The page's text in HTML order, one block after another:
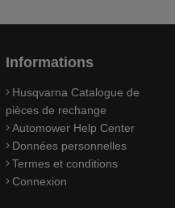
Informations
Husqvarna Catalogue de
pièces de rechange
Automower Help Center
Données personnelles
Termes et conditions
Connexion